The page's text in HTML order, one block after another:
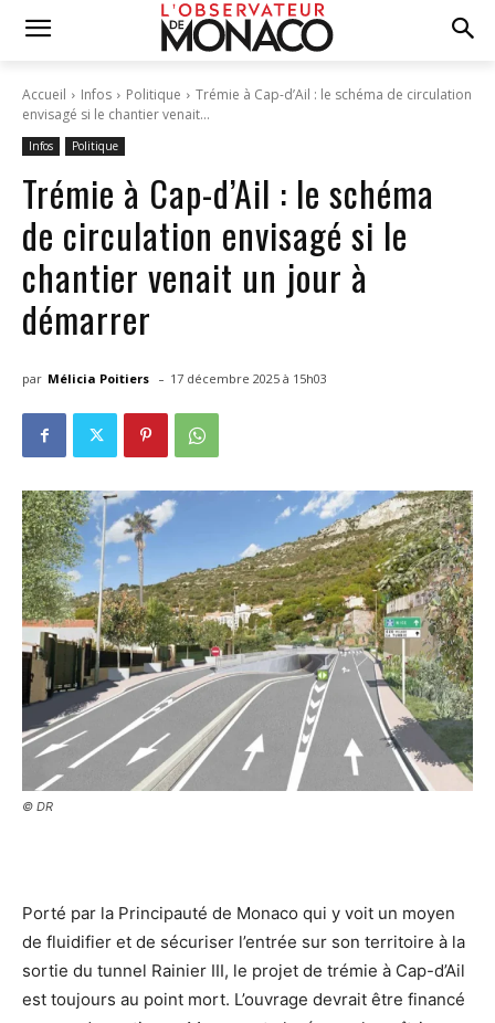
Accueil Infos Politique
Trémie à Cap-d’Ail : le schéma de circulation
envisagé si le chantier venait...
Infos Politique
Trémie à Cap-d’Ail : le schéma
de circulation envisagé si le
chantier venait un jour à
démarrer
par Mélicia Poitiers - 17 décembre 2025 à 15h03
© DR
Porté par la Principauté de Monaco qui y voit un moyen
de fluidifier et de sécuriser l’entrée sur son territoire à la
sortie du tunnel Rainier III, le projet de trémie à Cap-d’Ail
est toujours au point mort. L’ouvrage devrait être financé